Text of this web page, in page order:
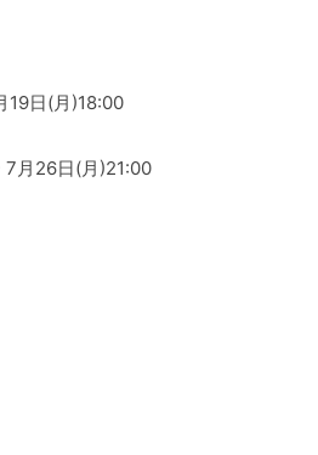
19日(月)18:00
月26日(月)21:00